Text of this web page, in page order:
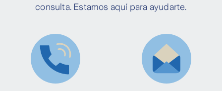
consulta. Estamos aquí para ayudarte.